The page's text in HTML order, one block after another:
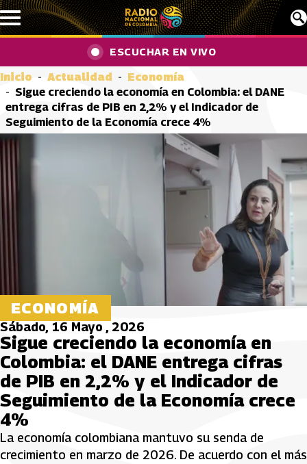
Pasar al contenido principal
ESCUCHAR EN VIVO
Inicio Actualidad
Economía
Sigue creciendo la economía en Colombia: el DANE
entrega cifras de PIB en 2,2% y el Indicador de
Seguimiento de la Economía crece 4%
ECONOMÍA
Sábado, 16 Mayo , 2026
Sigue creciendo la economía en
Colombia: el DANE entrega cifras
de PIB en 2,2% y el Indicador de
Seguimiento de la Economía crece
4%
La economía colombiana mantuvo su senda de
crecimiento en marzo de 2026. De acuerdo con el más